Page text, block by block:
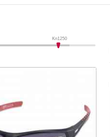
Kn1250
sunčane naočale model
Unisex model
Linija: Furia X-Sport